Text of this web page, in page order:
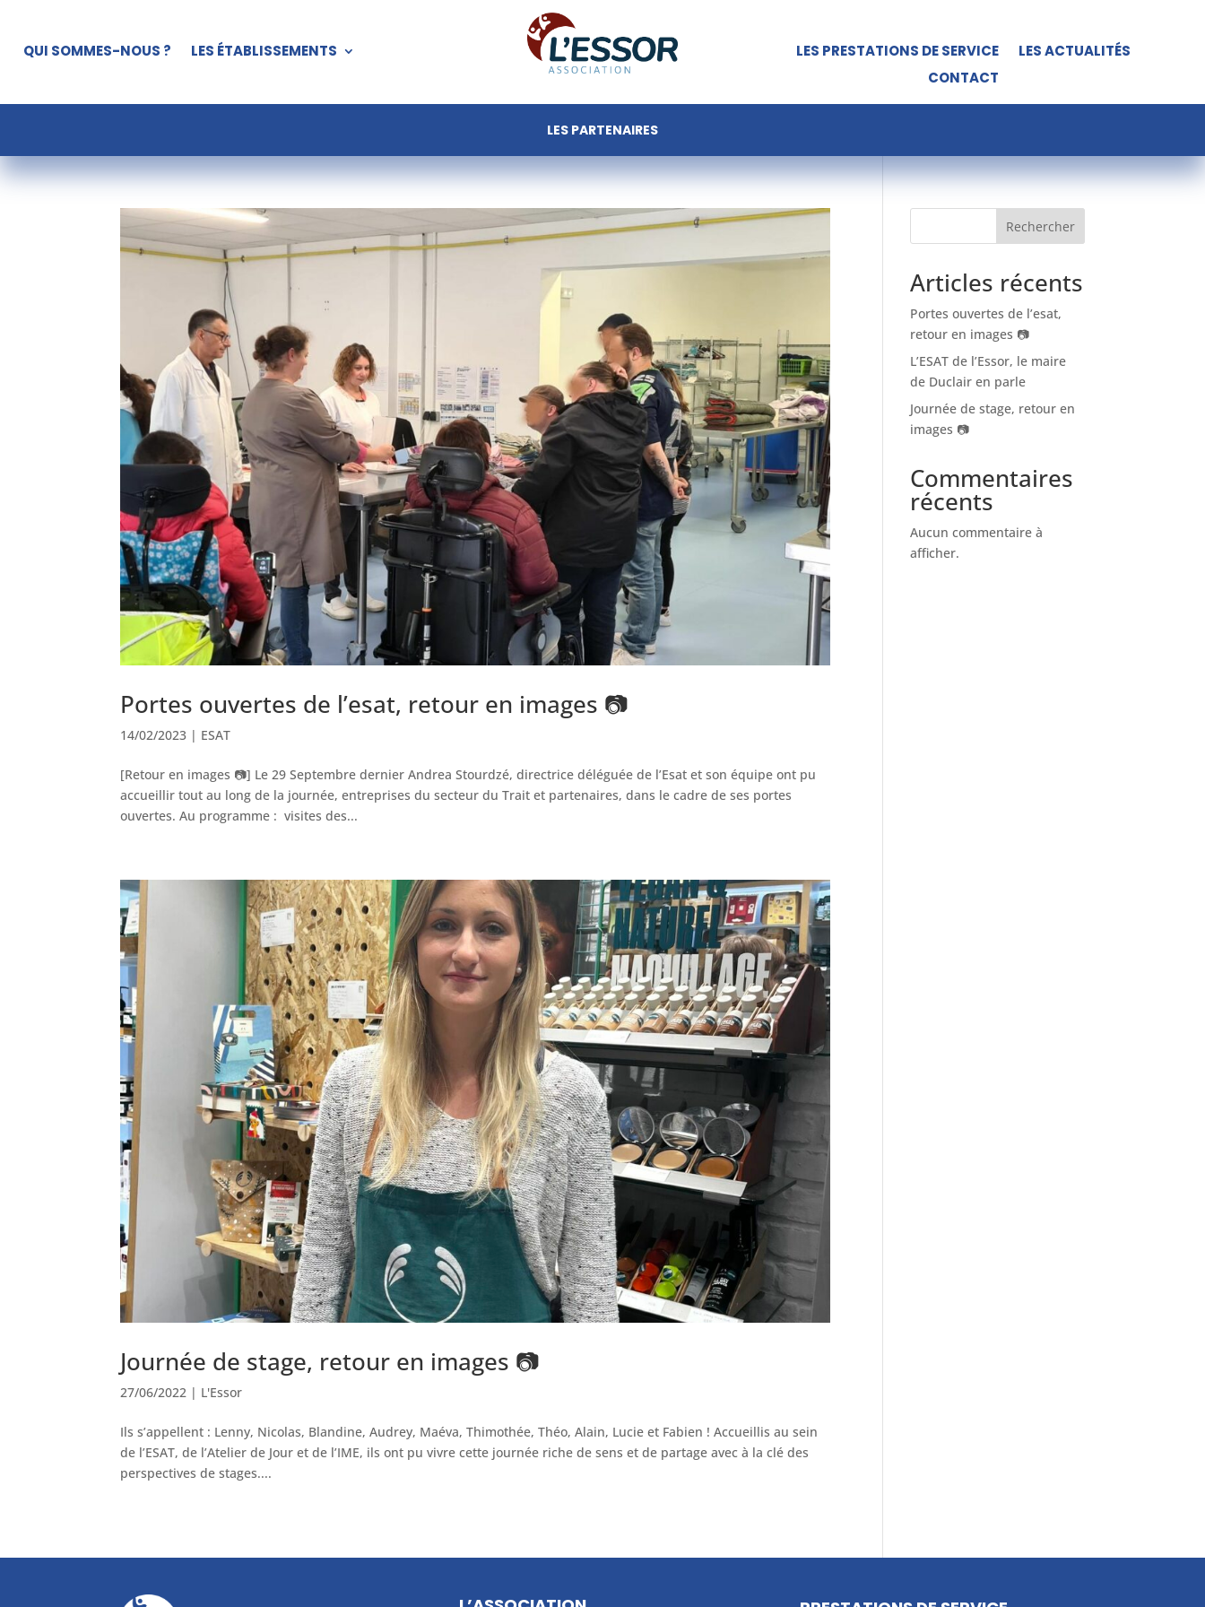
QUI SOMMES-NOUS ? LES ÉTABLISSEMENTS LES PRESTATIONS DE SERVICE
LES ACTUALITÉS
CONTACT
LES PARTENAIRES
Portes ouvertes de l’esat, retour en images 📷
14/02/2023 | ESAT
[Retour en images 📷] Le 29 Septembre dernier Andrea Stourdzé, directrice déléguée de l’Esat et son équipe ont pu
accueillir tout au long de la journée, entreprises du secteur du Trait et partenaires, dans le cadre de ses portes
ouvertes. Au programme : visites des...
Journée de stage, retour en images 📷
27/06/2022 | L'Essor
Ils s’appellent : Lenny, Nicolas, Blandine, Audrey, Maéva, Thimothée, Théo, Alain, Lucie et Fabien ! Accueillis au sein
de l’ESAT, de l’Atelier de Jour et de l’IME, ils ont pu vivre cette journée riche de sens et de partage avec à la clé des
perspectives de stages....
Rechercher
Articles récents
Portes ouvertes de l’esat,
retour en images 📷
L’ESAT de l’Essor, le maire
de Duclair en parle
Journée de stage, retour en
images 📷
Commentaires
récents
Aucun commentaire à
afficher.